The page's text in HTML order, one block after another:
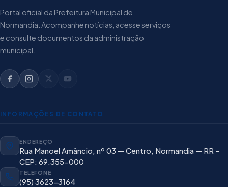
Portal oficial da Prefeitura Municipal de
Normandia. Acompanhe notícias, acesse serviços
e consulte documentos da administração
municipal.
INFORMAÇÕES DE CONTATO
ENDEREÇO
Rua Manoel Amâncio, nº 03 — Centro, Normandia — RR -
CEP: 69.355-000
TELEFONE
(95) 3623-3164